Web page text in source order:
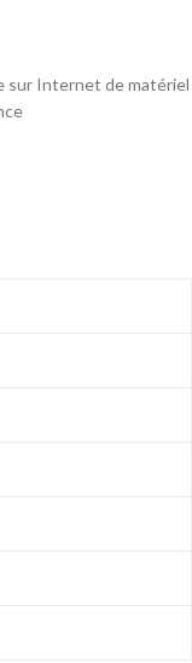
sur Internet de matériel